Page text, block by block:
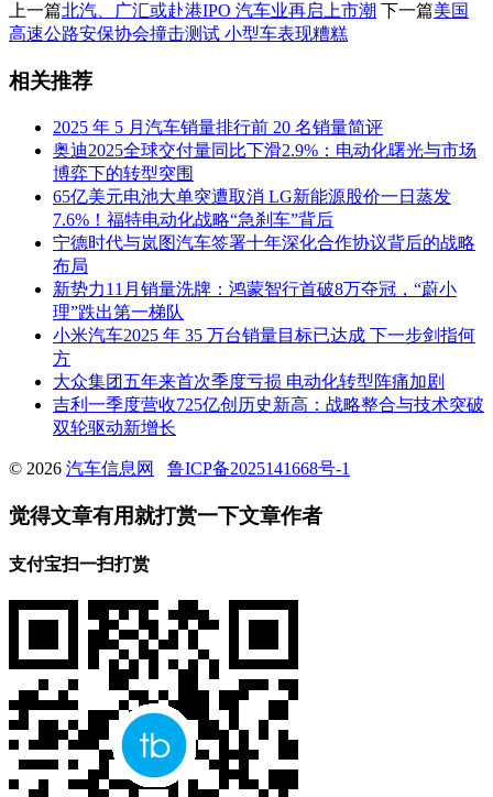
上一篇北汽、广汇或赴港IPO 汽车业再启上市潮 下一篇美国
高速公路安保协会撞击测试 小型车表现糟糕
相关推荐
2025 年 5 月汽车销量排行前 20 名销量简评
奥迪2025全球交付量同比下滑2.9%：电动化曙光与市场
博弈下的转型突围
65亿美元电池大单突遭取消 LG新能源股价一日蒸发
7.6%！福特电动化战略“急刹车”背后
宁德时代与岚图汽车签署十年深化合作协议背后的战略
布局
新势力11月销量洗牌：鸿蒙智行首破8万夺冠，“蔚小
理”跌出第一梯队
小米汽车2025 年 35 万台销量目标已达成 下一步剑指何
方
大众集团五年来首次季度亏损 电动化转型阵痛加剧
吉利一季度营收725亿创历史新高：战略整合与技术突破
双轮驱动新增长
© 2026 汽车信息网 鲁ICP备2025141668号-1
觉得文章有用就打赏一下文章作者
支付宝扫一扫打赏